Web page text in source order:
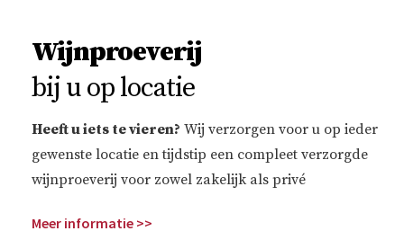
Wijnproeverij
bij u op locatie
Heeft u iets te vieren? Wij verzorgen voor u op ieder
gewenste locatie en tijdstip een compleet verzorgde
wijnproeverij voor zowel zakelijk als privé
Meer informatie >>